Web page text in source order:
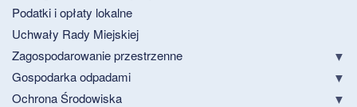
Podatki i opłaty lokalne
Uchwały Rady Miejskiej
Zagospodarowanie przestrzenne
Gospodarka odpadami
Ochrona Środowiska